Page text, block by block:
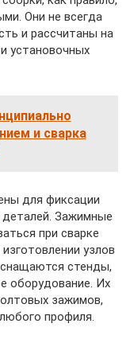
Они не всегда
и рассчитаны на
установочных
и сварка
для фиксации
Зажимные
при сварке
узлов
стенды,
оборудование. Их
зажимов,
профиля.